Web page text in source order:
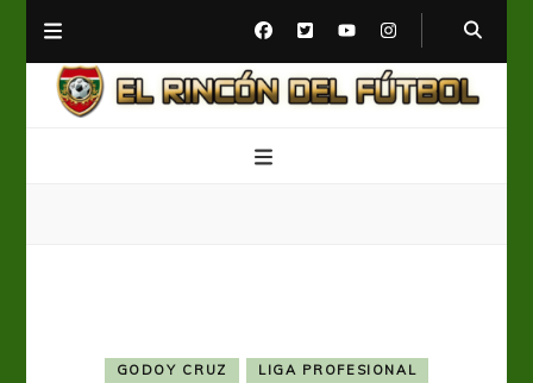
GODOY CRUZ LIGA PROFESIONAL